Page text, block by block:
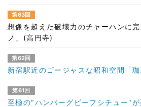
第63回
想像を超えた破壊力のチャーハンに
ノ」(高円寺)
第62回
新宿駅近のゴージャスな昭和空間「
第61回
至極の"ハンバーグビーフシチュー"